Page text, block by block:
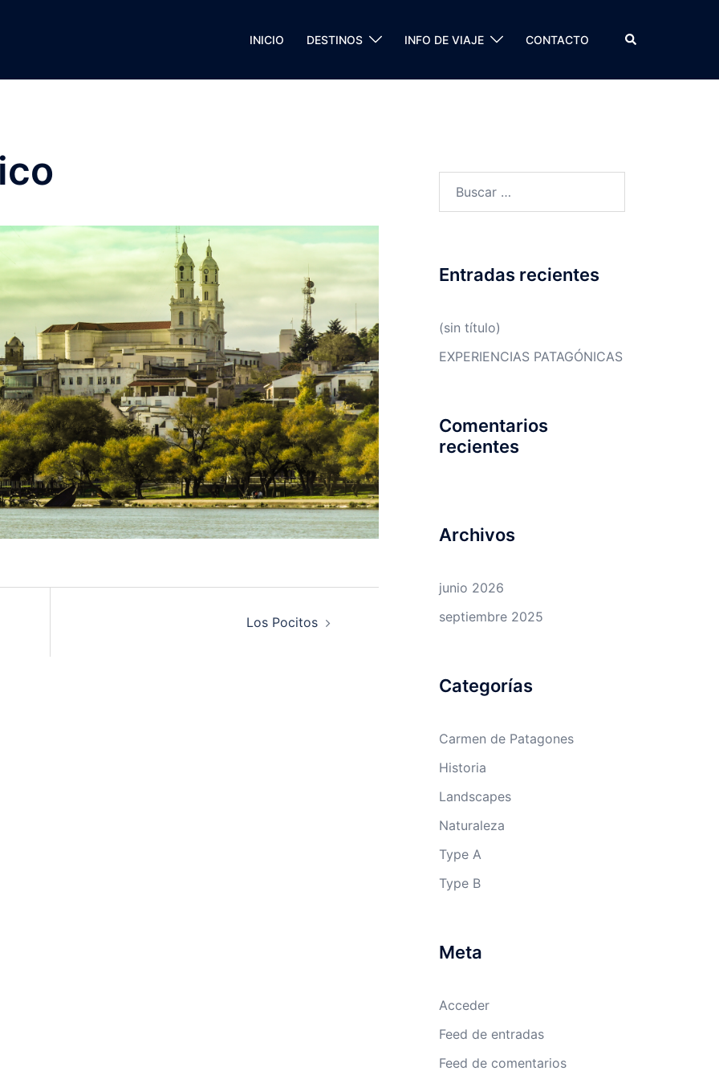
INICIO DESTINOS INFO DE VIAJE CONTACTO Buscar
Los Pocitos
Entradas recientes
(sin título)
EXPERIENCIAS PATAGÓNICAS
Comentarios
recientes
Archivos
junio 2026
septiembre 2025
Categorías
Carmen de Patagones
Historia
Landscapes
Naturaleza
Type A
Type B
Meta
Acceder
Feed de entradas
Feed de comentarios